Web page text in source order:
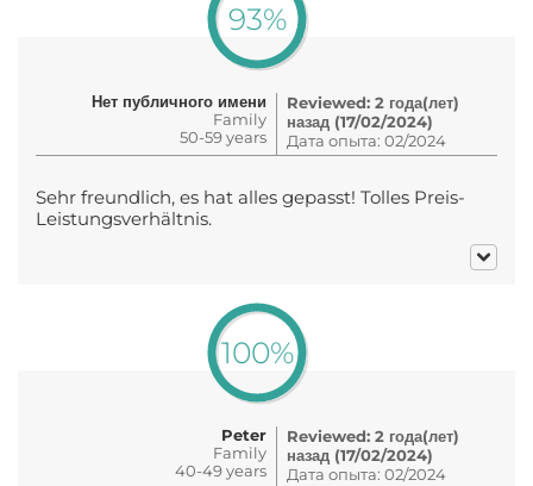
93%
Нет публичного имени
Family
50-59 years
Reviewed: 2 года(лет)
назад (17/02/2024)
Дата опыта: 02/2024
Sehr freundlich, es hat alles gepasst! Tolles Preis-
Leistungsverhältnis.
100%
Peter
Family
40-49 years
Reviewed: 2 года(лет)
назад (17/02/2024)
Дата опыта: 02/2024